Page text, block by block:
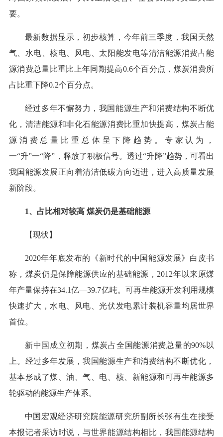
要。
最新数据显示，初步核算，今年前三季度，我国天然
气、水电、核电、风电、太阳能发电等清洁能源消费占能
源消费总量比重比上年同期提高0.6个百分点，煤炭消费所
占比重下降0.2个百分点。
经过多年不懈努力，我国能源生产和消费结构不断优
化，清洁能源和非化石能源消费比重加快提高，煤炭占能
源消费总量比重总体呈下降趋势。专家认为，
一“升”一“降”，释放了积极信号。透过“升降”趋势，可看出
我国能源发展正向着清洁低碳方向迈进，进入高质量发展
新阶段。
1、占比相对较高 煤炭仍是基础能源
【现状】
2020年年底发布的《新时代的中国能源发展》白皮书
称，煤炭仍是保障能源供应的基础能源，2012年以来原煤
年产量保持在34.1亿—39.7亿吨。可再生能源开发利用规模
快速扩大，水电、风电、光伏发电累计装机容量均居世界
首位。
新中国成立初期，煤炭占全国能源消费总量的90%以
上。经过多年发展，我国能源生产和消费结构不断优化，
基本形成了煤、油、气、电、核、新能源和可再生能源多
轮驱动的能源生产体系。
中国宏观经济研究院能源研究所副所长张有生在接受
本报记者采访时说，与世界能源结构相比，我国能源结构